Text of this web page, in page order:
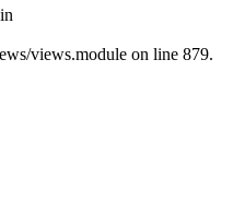
views.module on line 879.